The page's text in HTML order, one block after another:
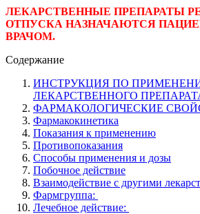
ЛЕКАРСТВЕННЫЕ ПРЕПАРАТЫ
ОТПУСКА НАЗНАЧАЮТСЯ
ВРАЧОМ.
Содержание
ИНСТРУКЦИЯ ПО
ЛЕКАРСТВЕННОГО
ФАРМАКОЛОГИЧЕСКИЕ
Фармакокинетика
Показания к применению
Противопоказания
Способы применения и дозы
Побочное действие
Взаимодействие с другими
Фармгруппа:
Лечебное действие: